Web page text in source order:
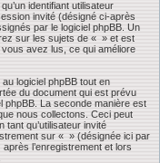
identifiant utilisateur
invité (désigné ci-après
par le logiciel phpBB. Un
sur les sujets de « » et est
avez lus, ce qui améliore
logiciel phpBB tout en
du document qui est prévu
phpBB. La seconde manière est
nous collectons. Ceci peut
tant qu’utilisateur invité
sur « » (désignée ici par
l’enregistrement et lors